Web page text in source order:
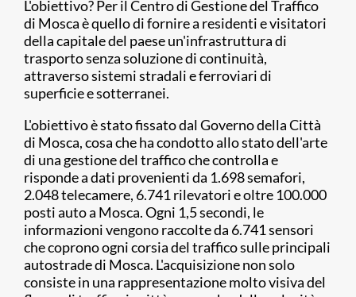
L'obiettivo? Per il Centro di Gestione del Traffico
di Mosca è quello di fornire a residenti e visitatori
della capitale del paese un'infrastruttura di
trasporto senza soluzione di continuità,
attraverso sistemi stradali e ferroviari di
superficie e sotterranei.
L'obiettivo è stato fissato dal Governo della Città
di Mosca, cosa che ha condotto allo stato dell'arte
di una gestione del traffico che controlla e
risponde a dati provenienti da 1.698 semafori,
2.048 telecamere, 6.741 rilevatori e oltre 100.000
posti auto a Mosca. Ogni 1,5 secondi, le
informazioni vengono raccolte da 6.741 sensori
che coprono ogni corsia del traffico sulle principali
autostrade di Mosca. L'acquisizione non solo
consiste in una rappresentazione molto visiva del